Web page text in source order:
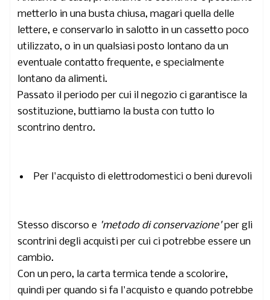
metterlo in una busta chiusa, magari quella delle
lettere, e conservarlo in salotto in un cassetto poco
utilizzato, o in un qualsiasi posto lontano da un
eventuale contatto frequente, e specialmente
lontano da alimenti.
Passato il periodo per cui il negozio ci garantisce la
sostituzione, buttiamo la busta con tutto lo
scontrino dentro.
Per l'acquisto di elettrodomestici o beni durevoli
Stesso discorso e 'metodo di conservazione'per gli
scontrini degli acquisti per cui ci potrebbe essere un
cambio.
Con un pero, la carta termica tende a scolorire,
quindi per quando si fa l'acquisto e quando potrebbe